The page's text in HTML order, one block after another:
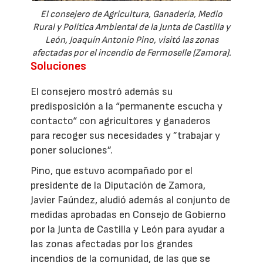
El consejero de Agricultura, Ganadería, Medio
Rural y Política Ambiental de la Junta de Castilla y
León, Joaquín Antonio Pino, visitó las zonas
afectadas por el incendio de Fermoselle (Zamora).
Soluciones
El consejero mostró además su
predisposición a la “permanente escucha y
contacto“ con agricultores y ganaderos
para recoger sus necesidades y ”trabajar y
poner soluciones”.
Pino, que estuvo acompañado por el
presidente de la Diputación de Zamora,
Javier Faúndez, aludió además al conjunto de
medidas aprobadas en Consejo de Gobierno
por la Junta de Castilla y León para ayudar a
las zonas afectadas por los grandes
incendios de la comunidad, de las que se